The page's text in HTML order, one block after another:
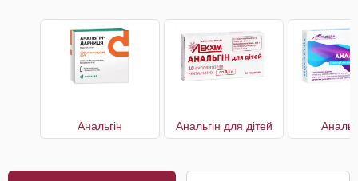
Анальгін Анальгін для дітей